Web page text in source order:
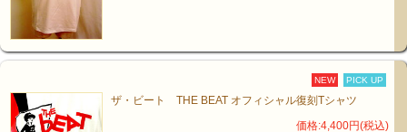
NEW PICK UP
ザ・ビート THE BEAT オフィシャル復刻Tシャツ
価格:4,400円(税込)